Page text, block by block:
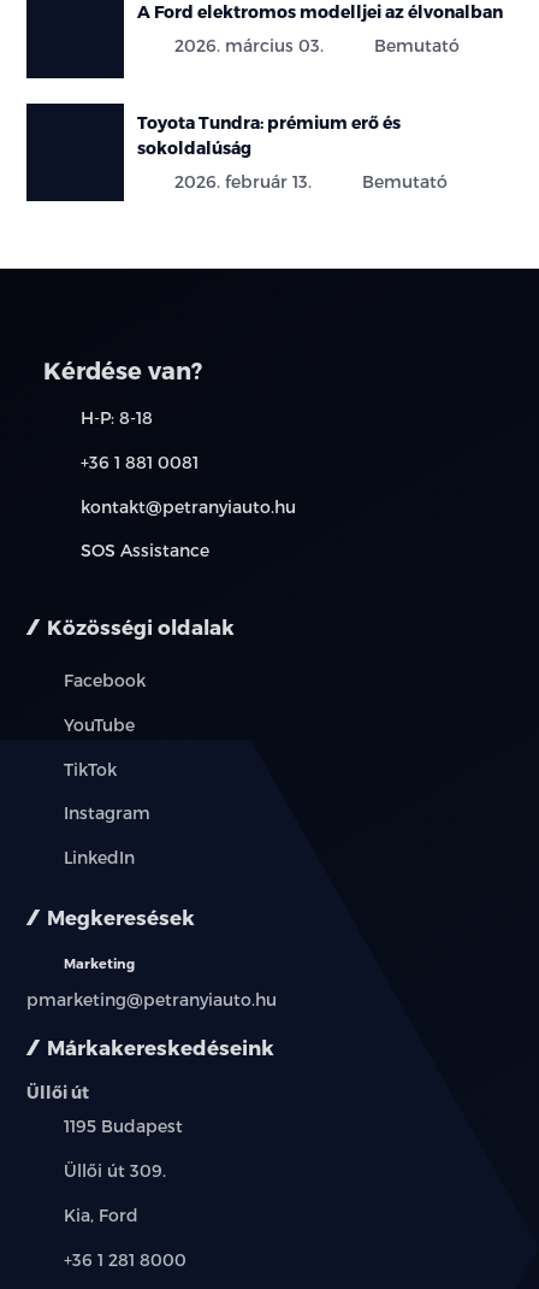
A Ford elektromos modelljei az élvonalban
2026. március 03.
Bemutató
Toyota Tundra: prémium erő és
sokoldalúság
2026. február 13.
Bemutató
Márkakereskedéseink
Üllői út
Település:
1195 Budapest
Cím:
Üllői út 309.
Márkák:
Kia, Ford
Telefon:
+36 1 281 8000
Kérdése van?
H-P: 8-18
+36 1 881 0081
kontakt@petranyiauto.hu
SOS Assistance
Közösségi oldalak
Facebook
YouTube
TikTok
Instagram
LinkedIn
Megkeresések
Marketing
pmarketing@petranyiauto.hu